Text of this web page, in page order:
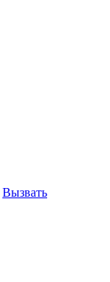
Вызвать